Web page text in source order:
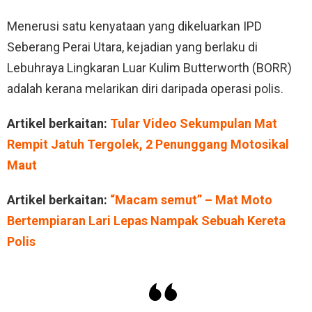
Menerusi satu kenyataan yang dikeluarkan IPD
Seberang Perai Utara, kejadian yang berlaku di
Lebuhraya Lingkaran Luar Kulim Butterworth (BORR)
adalah kerana melarikan diri daripada operasi polis.
Artikel berkaitan: Tular Video Sekumpulan Mat
Rempit Jatuh Tergolek, 2 Penunggang Motosikal
Maut
Artikel berkaitan: “Macam semut” – Mat Moto
Bertempiaran Lari Lepas Nampak Sebuah Kereta
Polis